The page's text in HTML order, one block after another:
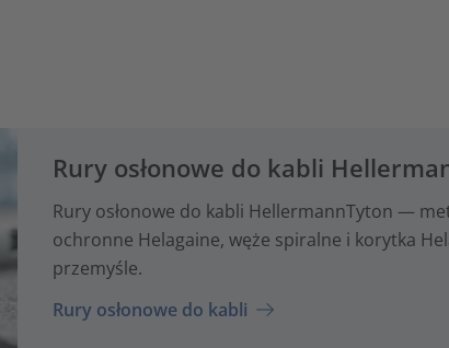
Rury osłonowe do kabli
Rury osłonowe do kabli HellermannTyton —
ochronne Helagaine, węże spiralne i korytka
przemyśle.
Rury osłonowe do kabli